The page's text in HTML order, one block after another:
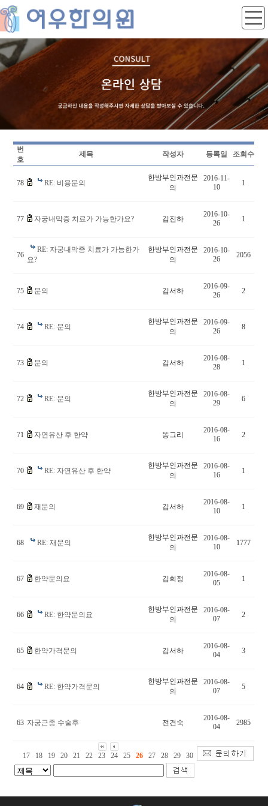
번
호
제목 작성자 등록일 조회수
78 RE: 비용문의
한방부인과전문
의
2016-11-
10
1
77 자궁내막증 치료가 가능한가요? 김진하
2016-10-
26
1
76
RE: 자궁내막증 치료가 가능한가
요?
한방부인과전문
의
2016-10-
26
2056
75 문의 김서하
2016-09-
26
2
74 RE: 문의
한방부인과전문
의
2016-09-
26
8
73 문의 김서하
2016-08-
28
1
72 RE: 문의
한방부인과전문
의
2016-08-
29
6
71 자연유산 후 한약 똥그리
2016-08-
16
2
70 RE: 자연유산 후 한약
한방부인과전문
의
2016-08-
16
1
69 재문의 김서하
2016-08-
10
1
68 RE: 재문의
한방부인과전문
의
2016-08-
10
1777
67 한약문의요 김희정
2016-08-
05
1
66 RE: 한약문의요
한방부인과전문
의
2016-08-
07
2
65 한약가격문의 김서하
2016-08-
04
3
64 RE: 한약가격문의
한방부인과전문
의
2016-08-
07
5
63 자궁근종 수술후 전건숙
2016-08-
04
2985
17 18 19 20 21 22 23 24 25 26 27 28 29 30